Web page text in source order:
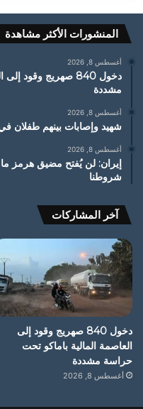
المنشورات الأكثر مشاهدة
أغسطس 8, 2026
دخول 840 صهريج
مشددة
أغسطس 8, 2026
شهيد وإصابات بينهم طفلان
أغسطس 8, 2026
إيران: لن يُفتح مضيق هرمز
شروطنا
آخر المشاركات
دخول 840 صهريج وقود إلى
العاصمة المالية باماكو تحت
حراسة مشددة
أغسطس 8, 2026